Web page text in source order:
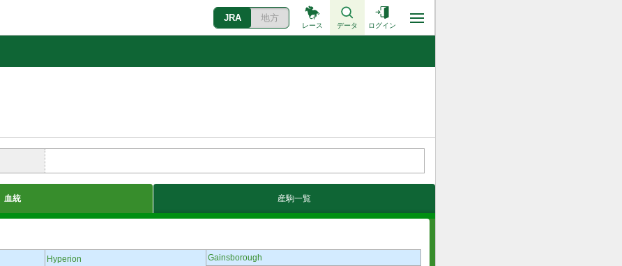
JRA 地方
レース データ ログイン
血統 産駒一覧
Hyperion
Gainsborough